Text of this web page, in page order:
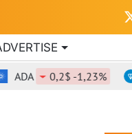
ADA 0,2$ -1,23%